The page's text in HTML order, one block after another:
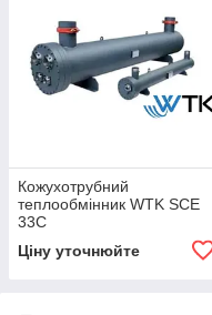
Кожухотрубний
теплообмінник WTK SCE
33C
Ціну уточнюйте